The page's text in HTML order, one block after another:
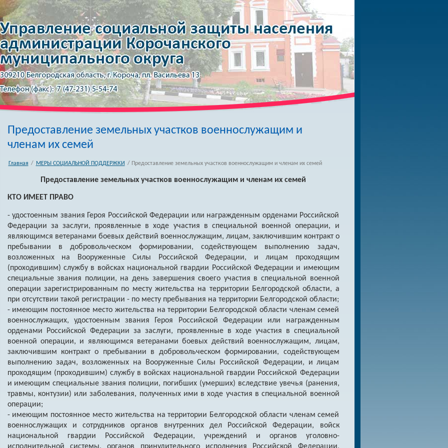
Предоставление земельных участков военнослужащим и
членам их семей
Главная / МЕРЫ СОЦИАЛЬНОЙ ПОДДЕРЖКИ / Предоставление земельных участков военнослужащим и членам их семей
Предоставление земельных участков военнослужащим и членам их семей
КТО ИМЕЕТ ПРАВО
- удостоенным звания Героя Российской Федерации или награжденным орденами Российской
Федерации за заслуги, проявленные в ходе участия в специальной военной операции, и
являющимся ветеранами боевых действий военнослужащим, лицам, заключившим контракт о
пребывании в добровольческом формировании, содействующем выполнению задач,
возложенных на Вооруженные Силы Российской Федерации, и лицам проходящим
(проходившим) службу в войсках национальной гвардии Российской Федерации и имеющим
специальные звания полиции, на день завершения своего участия в специальной военной
операции зарегистрированным по месту жительства на территории Белгородской области, а
при отсутствии такой регистрации - по месту пребывания на территории Белгородской области;
- имеющим постоянное место жительства на территории Белгородской области членам семей
военнослужащих, удостоенным звания Героя Российской Федерации или награжденным
орденами Российской Федерации за заслуги, проявленные в ходе участия в специальной
военной операции, и являющимся ветеранами боевых действий военнослужащим, лицам,
заключившим контракт о пребывании в добровольческом формировании, содействующем
выполнению задач, возложенных на Вооруженные Силы Российской Федерации, и лицам
проходящим (проходившим) службу в войсках национальной гвардии Российской Федерации
и имеющим специальные звания полиции, погибших (умерших) вследствие увечья (ранения,
травмы, контузии) или заболевания, полученных ими в ходе участия в специальной военной
операции;
- имеющим постоянное место жительства на территории Белгородской области членам семей
военнослужащих и сотрудников органов внутренних дел Российской Федерации, войск
национальной гвардии Российской Федерации, учреждений и органов уголовно-
исполнительной системы, органов принудительного исполнения Российской Федерации,